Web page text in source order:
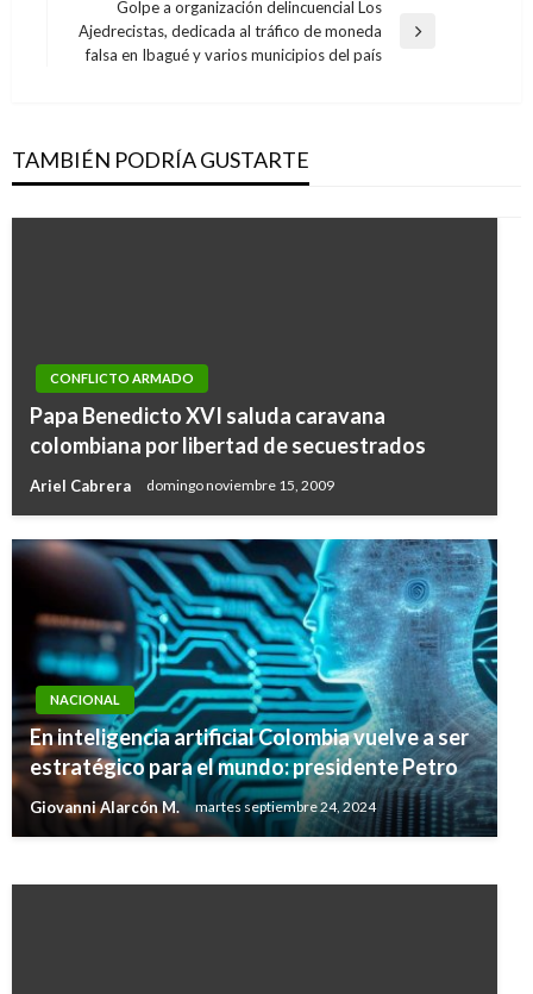
entradas
Entrada
siguiente
Golpe a organización delincuencial Los
Ajedrecistas, dedicada al tráfico de moneda
falsa en Ibagué y varios municipios del país
TAMBIÉN PODRÍA GUSTARTE
CONFLICTO ARMADO
Papa Benedicto XVI saluda caravana
colombiana por libertad de secuestrados
Ariel Cabrera domingo noviembre 15, 2009
NACIONAL
En inteligencia artificial Colombia vuelve a ser
estratégico para el mundo: presidente Petro
Giovanni Alarcón M. martes septiembre 24, 2024
NACIONAL
Hay que revisar el proyecto de ley de
pequeñas causas para evitar una
excarcelación masiva: Fiscal
Giovanni Alarcón M. martes agosto 9, 2016